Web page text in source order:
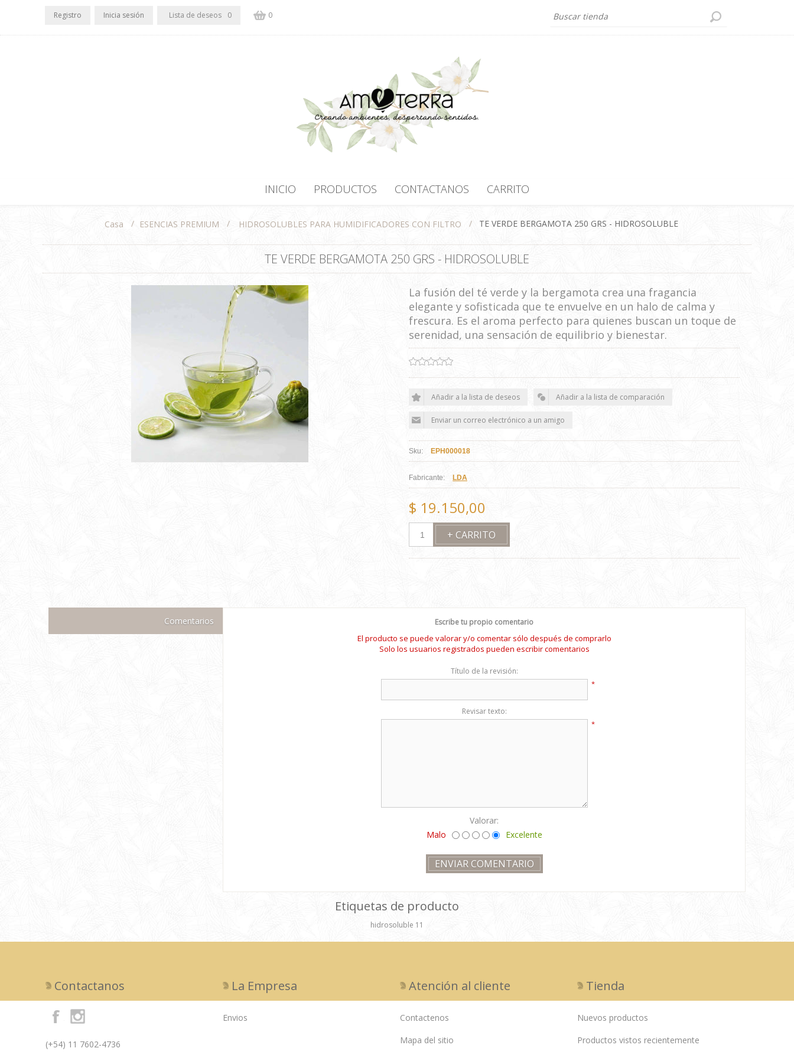
Registro Inicia sesión Lista de deseos 0 0
INICIO PRODUCTOS CONTACTANOS CARRITO
Casa / ESENCIAS PREMIUM / HIDROSOLUBLES PARA HUMIDIFICADORES CON FILTRO / TE VERDE BERGAMOTA 250 GRS - HIDROSOLUBLE
TE VERDE BERGAMOTA 250 GRS - HIDROSOLUBLE
La fusión del té verde y la bergamota crea una fragancia
elegante y sofisticada que te envuelve en un halo de calma y
frescura. Es el aroma perfecto para quienes buscan un toque de
serenidad, una sensación de equilibrio y bienestar.
Sku: EPH000018
Fabricante: LDA
$ 19.150,00
Comentarios Escribe tu propio comentario
El producto se puede valorar y/o comentar sólo después de comprarlo
Solo los usuarios registrados pueden escribir comentarios
Título de la revisión:
*
Revisar texto:
*
Valorar:
Malo
Excelente
Etiquetas de producto
hidrosoluble 11
Contactanos
(+54) 11 7602-4736
La Empresa
Envios
Atención al cliente
Contactenos
Mapa del sitio
Tienda
Nuevos productos
Productos vistos recientemente